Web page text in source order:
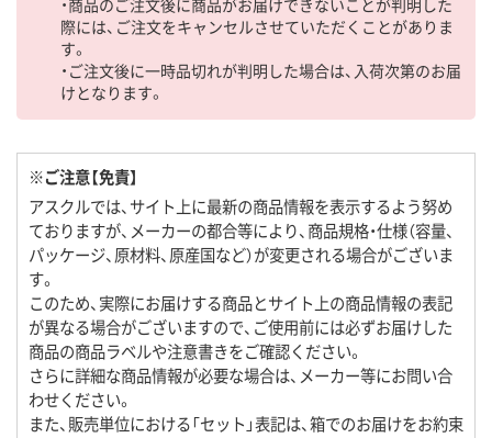
際には、ご注文をキャンセルさせていただくことがありま
す。
・ご注文後に一時品切れが判明した場合は、入荷次第のお届
けとなります。
※ご注意【免責】
アスクルでは、サイト上に最新の商品情報を表示するよう努め
ておりますが、メーカーの都合等により、商品規格・仕様（容量、
パッケージ、原材料、原産国など）が変更される場合がございま
す。
このため、実際にお届けする商品とサイト上の商品情報の表記
が異なる場合がございますので、ご使用前には必ずお届けした
商品の商品ラベルや注意書きをご確認ください。
さらに詳細な商品情報が必要な場合は、メーカー等にお問い合
わせください。
また、販売単位における「セット」表記は、箱でのお届けをお約束